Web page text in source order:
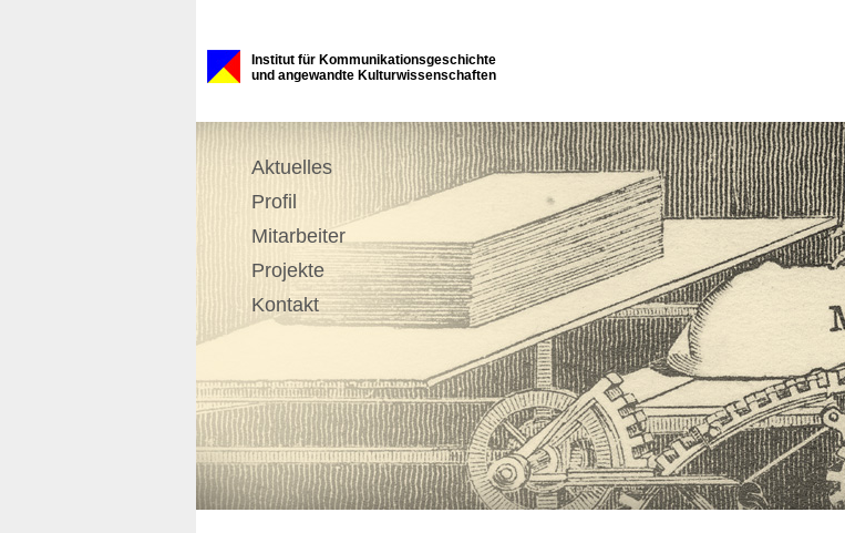
Institut für Kommunikationsgeschichte
und angewandte Kulturwissenschaften
Aktuelles
Profil
Mitarbeiter
Projekte
Kontakt